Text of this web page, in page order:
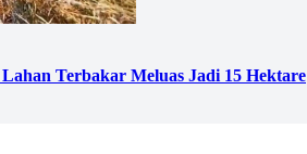
Terbakar Meluas Jadi 15 Hektare